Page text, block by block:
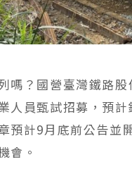
嗎？國營臺灣鐵路
人員甄試招募，預
預計9月底前公告並
會。